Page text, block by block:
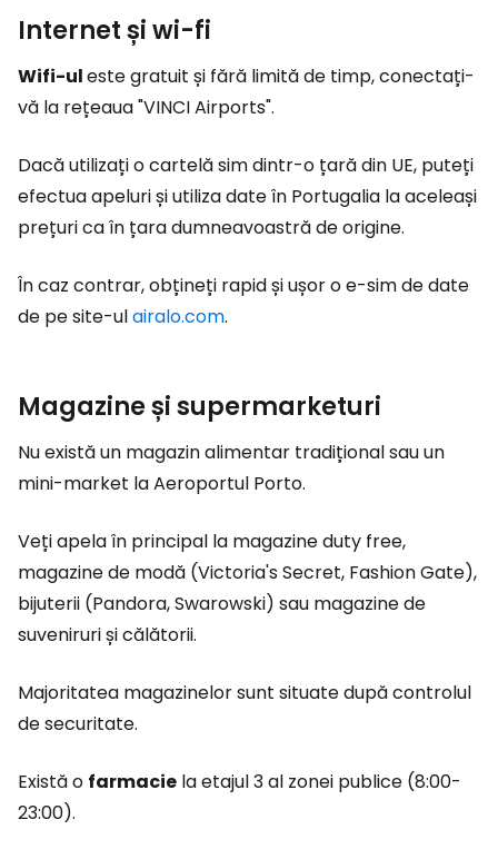
Internet și wi-fi
Wifi-uleste gratuit și fără limită de timp, conectați-
vă la rețeaua "VINCI Airports".
Dacă utilizați o cartelă sim dintr-o țară din UE, puteți
efectua apeluri și utiliza date în Portugalia la aceleași
prețuri ca în țara dumneavoastră de origine.
În caz contrar, obțineți rapid și ușor o e-sim de date
de pe site-ulairalo.com.
Magazine și supermarketuri
Nu există un magazin alimentar tradițional sau un
mini-market la Aeroportul Porto.
Veți apela în principal la magazine duty free,
magazine de modă (Victoria's Secret, Fashion Gate),
bijuterii (Pandora, Swarowski) sau magazine de
suveniruri și călătorii.
Majoritatea magazinelor sunt situate după controlul
de securitate.
Există o farmacie la etajul 3 al zonei publice (8:00-
23:00).